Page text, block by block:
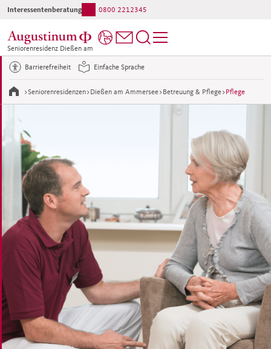
Seniorenresidenz Dießen am
Ammersee
Interessentenberatung: 0800 2212345
Ihr direkter Kontakt ins Haus: 08807 70-0
>Seniorenresidenzen> Dießen am Ammersee> Betreuung & Pflege> Pflege
Barrierefreiheit Einfache Sprache